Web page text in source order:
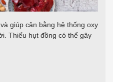
giúp cân bằng hệ thống oxy
Thiếu hụt đồng có thể gây